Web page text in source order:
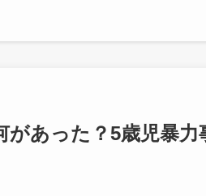
があった？5歳児暴力